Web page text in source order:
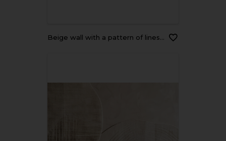
Beige wall with a pattern of lines and curves, white and brown colors, beige tone, minimalist abstract background